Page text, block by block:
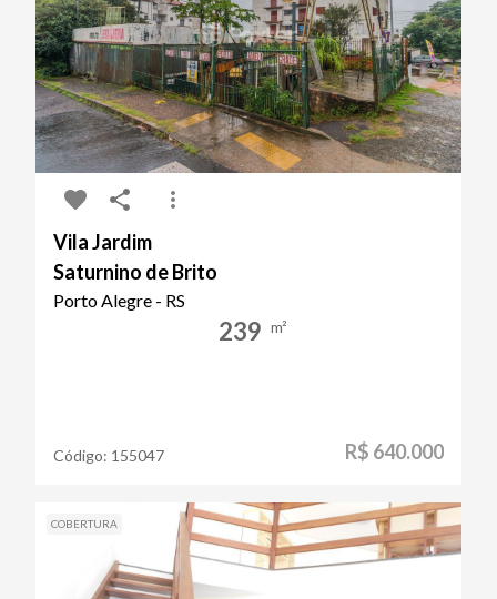
Vila Jardim
Saturnino de Brito
Porto Alegre - RS
239 m²
Código: 155047 R$ 640.000
COBERTURA